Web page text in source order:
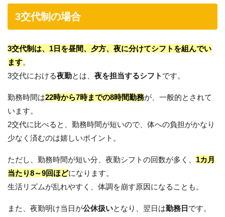
3交代制の場合
3交代制は、1日を昼間、夕方、夜に分けてシフトを組んでい
ます。
3交代における夜勤とは、 夜を担当するシフト です。
勤務時間は22時から7時までの8時間勤務が、一般的とされて
います。
2交代に比べると、勤務時間が短いので、体への負担がかなり
少なく済むのは嬉しいポイント。
ただし、勤務時間が短い分、夜勤シフトの回数が多く、 1カ月
当たり8～9回ほどになります。
生活リズムが乱れやすく、体調を崩す原因になることも。
また、夜勤明け当日が公休扱いとなり、翌日は勤務日 です。